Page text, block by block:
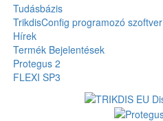
Tudásbázis
TrikdisConfig programozó szoftver
Hírek
Termék Bejelentések
Protegus 2
FLEXI SP3